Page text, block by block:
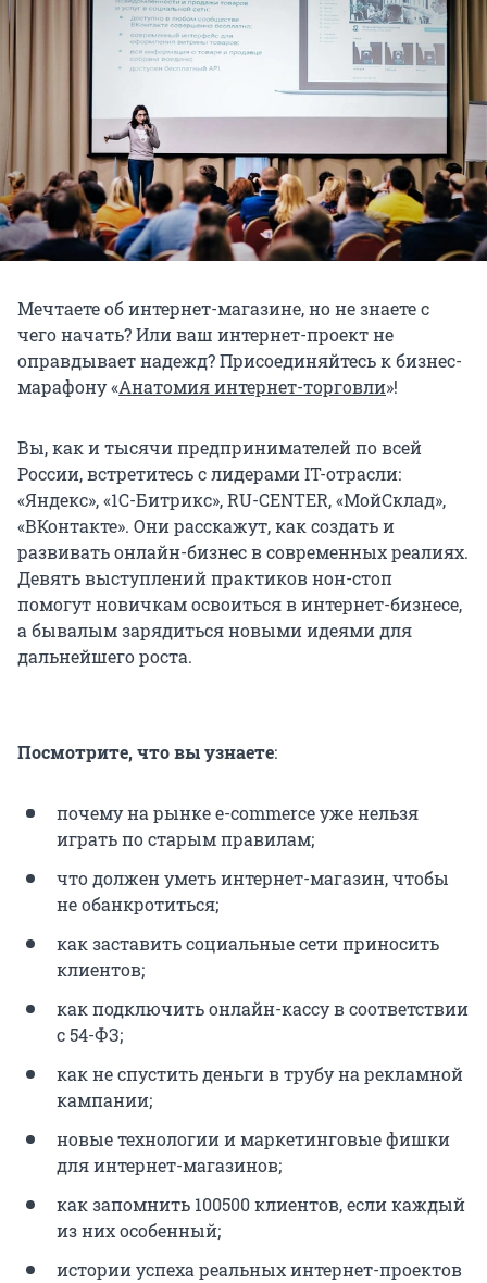
Мечтаете об интернет-магазине, но не знаете с
чего начать? Или ваш интернет-проект не
оправдывает надежд? Присоединяйтесь к бизнес-
марафону «Анатомия интернет-торговли»!
Вы, как и тысячи предпринимателей по всей
России, встретитесь с лидерами IT-отрасли:
«Яндекс», «1С-Битрикс», RU-CENTER, «МойСклад»,
«ВКонтакте». Они расскажут, как создать и
развивать онлайн-бизнес в современных реалиях.
Девять выступлений практиков нон-стоп
помогут новичкам освоиться в интернет-бизнесе,
а бывалым зарядиться новыми идеями для
дальнейшего роста.
Посмотрите, что вы узнаете:
почему на рынке e-commerce уже нельзя
играть по старым правилам;
что должен уметь интернет-магазин, чтобы
не обанкротиться;
как заставить социальные сети приносить
клиентов;
как подключить онлайн-кассу в соответствии
с 54-ФЗ;
как не спустить деньги в трубу на рекламной
кампании;
новые технологии и маркетинговые фишки
для интернет-магазинов;
как запомнить 100500 клиентов, если каждый
из них особенный;
истории успеха реальных интернет-проектов